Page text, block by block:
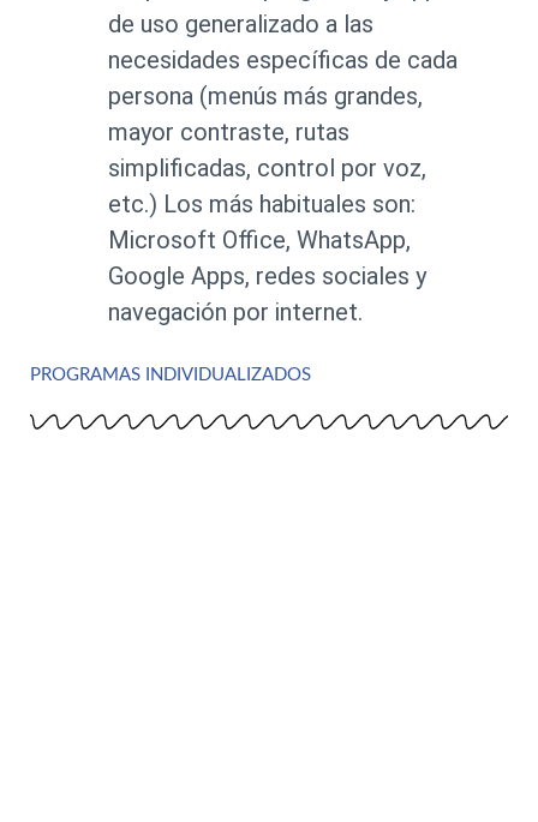
de uso generalizado a las
necesidades específicas de cada
persona (menús más grandes,
mayor contraste, rutas
simplificadas, control por voz,
etc.) Los más habituales son:
Microsoft Office, WhatsApp,
Google Apps, redes sociales y
navegación por internet.
PROGRAMAS INDIVIDUALIZADOS